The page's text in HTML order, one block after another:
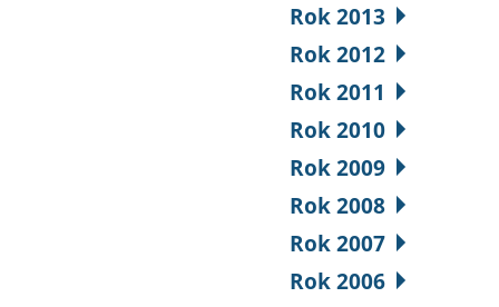
Rok 2013
Rok 2012
Rok 2011
Rok 2010
Rok 2009
Rok 2008
Rok 2007
Rok 2006